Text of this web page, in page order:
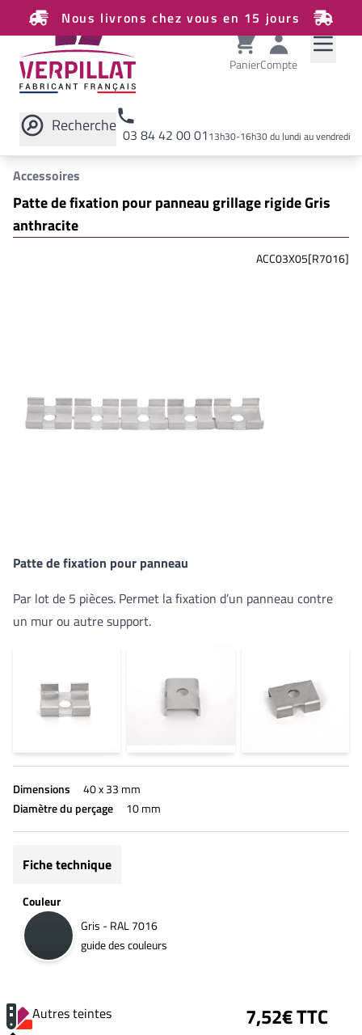
Nous livrons chez vous en 15 jours
PanierCompte
Recherche 03 84 42 00 0113h30-16h30 du lundi au vendredi
Rechercher sur le site
Accessoires
Patte de fixation pour panneau grillage rigide Gris
anthracite
ACC03X05[R7016]
Patte de fixation pour panneau
Par lot de 5 pièces. Permet la fixation d’un panneau contre
un mur ou autre support.
Dimensions
40 x 33 mm
Diamètre du perçage
10 mm
Fiche technique
Couleur
Gris - RAL 7016
guide des couleurs
Autres teintes 7,52€ TTC